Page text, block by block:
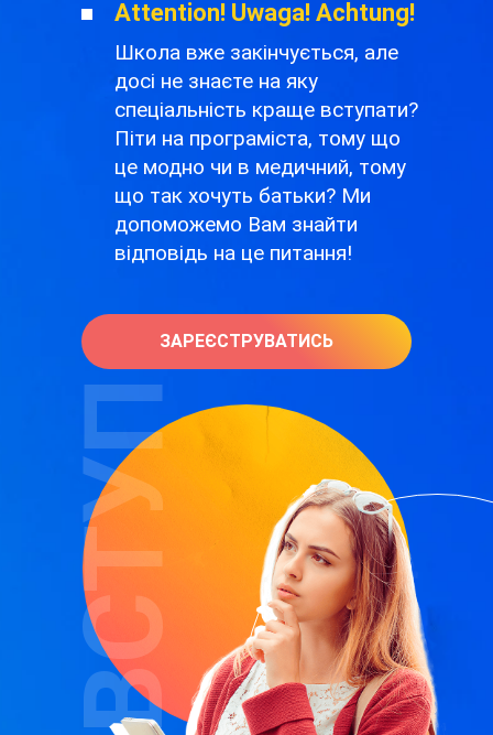
ВСТУП
Школа вже закінчується, але
досі не знаєте на яку
спеціальність краще вступати?
Піти на програміста, тому що
це модно чи в медичний, тому
що так хочуть батьки? Ми
допоможемо Вам знайти
відповідь на це питання!
ЗАРЕЄСТРУВАТИСЬ
Attention! Uwaga! Achtung!